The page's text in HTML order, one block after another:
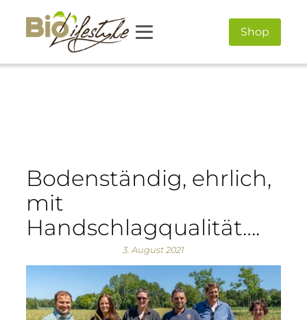
Shop
Bodenständig, ehrlich,
mit
Handschlagqualität….
3. August 2021